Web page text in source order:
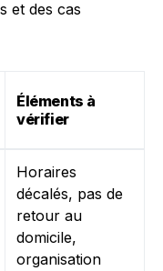
et des cas
Éléments à
vérifier
Horaires
décalés, pas de
retour au
domicile,
organisation